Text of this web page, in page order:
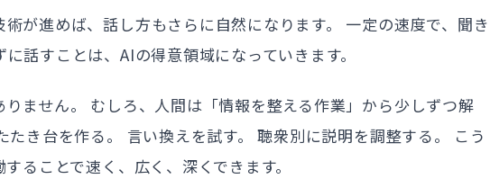
が進めば、話し方もさらに自然になります。 一定の速度で、聞き
話すことは、AIの得意領域になっていきます。
りません。 むしろ、人間は「情報を整える作業」から少しずつ解
たき台を作る。 言い換えを試す。 聴衆別に説明を調整する。 こう
ることで速く、広く、深くできます。